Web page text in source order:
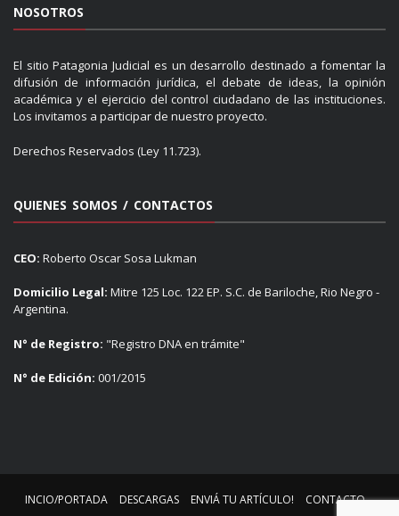
NOSOTROS
El sitio Patagonia Judicial es un desarrollo destinado a fomentar la
difusión de información jurídica, el debate de ideas, la opinión
académica y el ejercicio del control ciudadano de las instituciones.
Los invitamos a participar de nuestro proyecto.
Derechos Reservados (Ley 11.723).
QUIENES SOMOS / CONTACTOS
CEO: Roberto Oscar Sosa Lukman
Domicilio Legal: Mitre 125 Loc. 122 EP. S.C. de Bariloche, Rio Negro -
Argentina.
N° de Registro: "Registro DNA en trámite"
N° de Edición: 001/2015
INCIO/PORTADA DESCARGAS ENVIÁ TU ARTÍCULO! CONTACTO